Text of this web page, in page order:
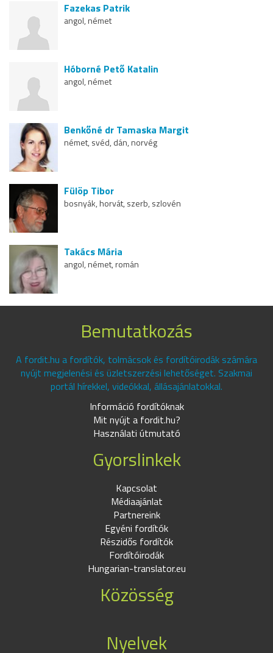
Fazekas Patrik
angol, német
Hóborné Pető Katalin
angol, német
Benkőné dr Tamaska Margit
német, svéd, dán, norvég
Fülöp Tibor
bosnyák, horvát, szerb, szlovén
Takács Mária
angol, német, román
Bemutatkozás
A fordit.hu a fordítók, tolmácsok és fordítóirodák számára
nyújt megjelenési és üzletszerzési lehetőséget. Szakmai
portál hírekkel, videókkal, állásajánlatokkal.
Információ fordítóknak
Mit nyújt a fordit.hu?
Használati útmutató
Gyorslinkek
Kapcsolat
Médiaajánlat
Partnereink
Egyéni fordítók
Részidős fordítók
Fordítóirodák
Hungarian-translator.eu
Közösség
Nyelvek